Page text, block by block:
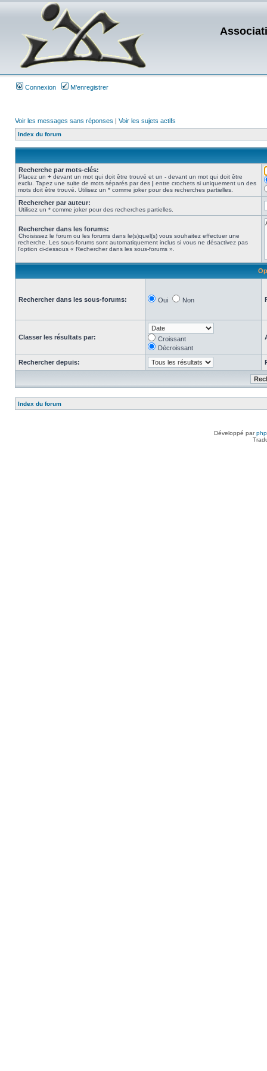
Connexion M’enregistrer
Voir les messages sans réponses | Voir les sujets actifs
Index du forum
Recherche par mots-clés:
Placez un + devant un mot qui doit être trouvé et un - devant un mot qui doit être
exclu. Tapez une suite de mots séparés par des | entre crochets si uniquement un des
mots doit être trouvé. Utilisez un * comme joker pour des recherches partielles.
Rechercher par auteur:
Utilisez un * comme joker pour des recherches partielles.
Rechercher dans les forums:
Choisissez le forum ou les forums dans le(s)quel(s) vous souhaitez effectuer une
recherche. Les sous-forums sont automatiquement inclus si vous ne désactivez pas
l’option ci-dessous « Rechercher dans les sous-forums ».
Rechercher dans les sous-forums: Oui Non
Classer les résultats par:
Croissant
Décroissant
Rechercher depuis:
Index du forum
Développé par